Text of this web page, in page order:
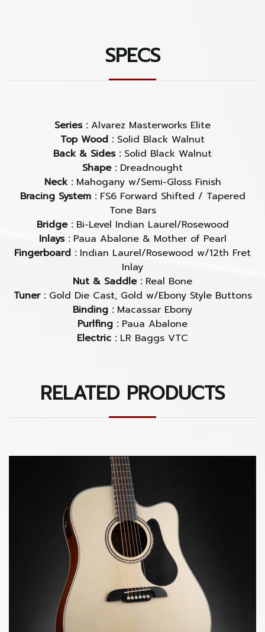
SPECS
Series : Alvarez Masterworks Elite
Top Wood : Solid Black Walnut
Back & Sides : Solid Black Walnut
Shape : Dreadnought
Neck : Mahogany w/Semi-Gloss Finish
Bracing System : FS6 Forward Shifted / Tapered
Tone Bars
Bridge : Bi-Level Indian Laurel/Rosewood
Inlays : Paua Abalone & Mother of Pearl
Fingerboard : Indian Laurel/Rosewood w/12th Fret
Inlay
Nut & Saddle : Real Bone
Tuner : Gold Die Cast, Gold w/Ebony Style Buttons
Binding : Macassar Ebony
Purlfing : Paua Abalone
Electric : LR Baggs VTC
RELATED PRODUCTS